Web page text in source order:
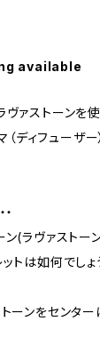
available
ァストーンを
ディフューザー
(ラヴァストー
トは如何でしょ
ーンをセンタ